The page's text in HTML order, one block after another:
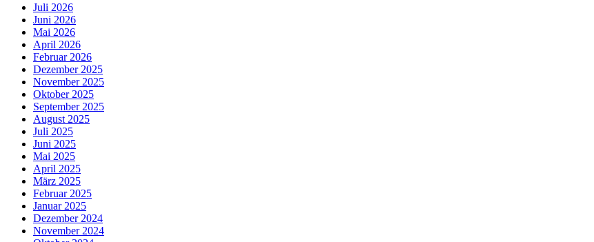
Juli 2026
Juni 2026
Mai 2026
April 2026
Februar 2026
Dezember 2025
November 2025
Oktober 2025
September 2025
August 2025
Juli 2025
Juni 2025
Mai 2025
April 2025
März 2025
Februar 2025
Januar 2025
Dezember 2024
November 2024